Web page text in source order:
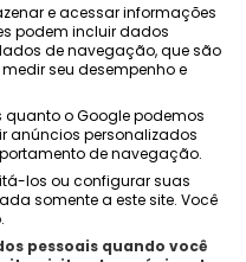
Condições Generais
Política de Cookies
Política de Segurança
Contacto
ixigo
e acessar informações
podem incluir dados
de navegação, que são
seu desempenho e
quanto o Google podemos
anúncios personalizados
de navegação.
los ou configurar suas
somente a este site. Você
pessoais quando você